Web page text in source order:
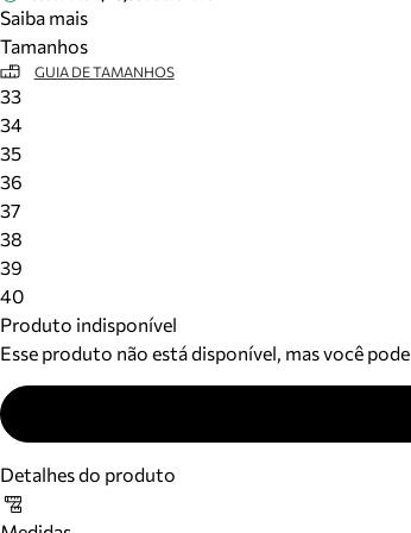
Saiba mais
Tamanhos
GUIA DE TAMANHOS
33
34
35
36
37
38
39
40
Produto indisponível
Esse produto não está disponível, mas você pode
Detalhes do produto